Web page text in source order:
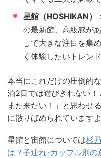
星館（HOSHIKAN）
の最新館。高級感が
して大きな注目を集
く体験したいトレン
本当にこれだけの圧倒的
泊2日では遊びきれない
また来たい！」と思わせ
に散りばめられていますよ
星館と宙館については杉
は？子連れ･カップル別の